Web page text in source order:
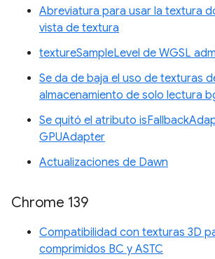
Abreviatura para usar la textura
vista de textura
textureSampleLevel de WGSL
Se da de baja el uso de texturas
almacenamiento de solo lectura
Se quitó el atributo
GPUAdapter
Actualizaciones de Dawn
Chrome 139
Compatibilidad con texturas 3D
comprimidos BC y ASTC